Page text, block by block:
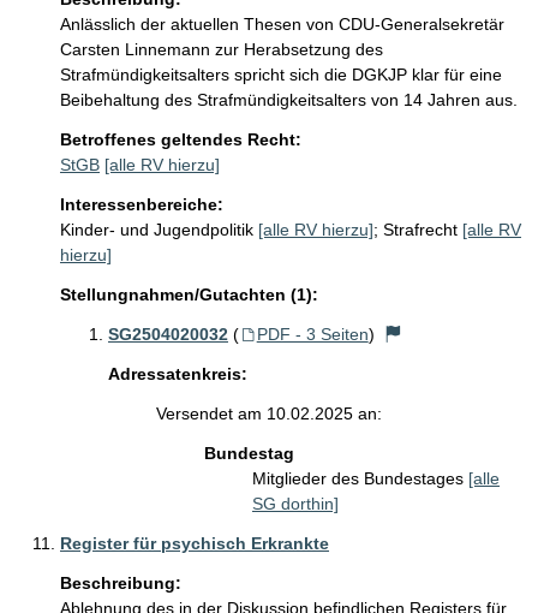
Anlässlich der aktuellen Thesen von CDU-Generalsekretär
Carsten Linnemann zur Herabsetzung des
Strafmündigkeitsalters spricht sich die DGKJP klar für eine
Beibehaltung des Strafmündigkeitsalters von 14 Jahren aus.
Betroffenes geltendes Recht:
StGB [alle RV hierzu]
Interessenbereiche:
Kinder- und Jugendpolitik [alle RV hierzu]; Strafrecht [alle RV
hierzu]
Stellungnahmen/Gutachten (1):
SG2504020032 ( PDF - 3 Seiten)
Adressatenkreis:
Versendet am 10.02.2025 an:
Bundestag
Mitglieder des Bundestages [alle
SG dorthin]
Register für psychisch Erkrankte
Beschreibung:
Ablehnung des in der Diskussion befindlichen Registers für